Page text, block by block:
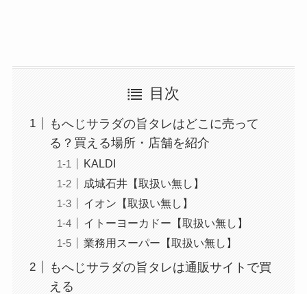
目次
もへじサラダの旨タレはどこに売って
る？買える場所・店舗を紹介
KALDI
成城石井【取扱い無し】
イオン【取扱い無し】
イトーヨーカドー【取扱い無し】
業務用スーパー【取扱い無し】
もへじサラダの旨タレは通販サイトで買
える